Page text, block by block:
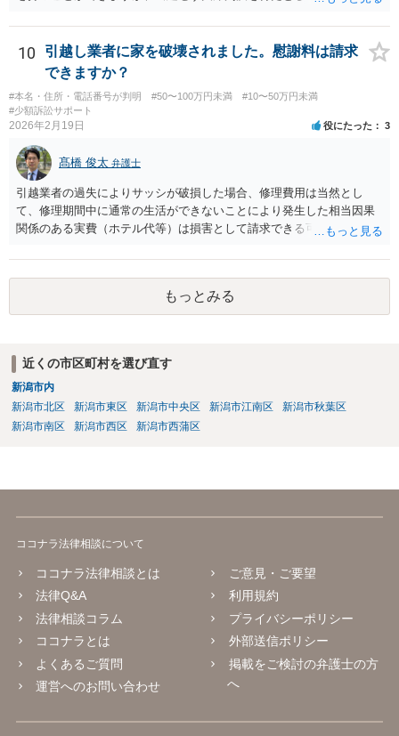
にお願いして赤字になりますか？ 契約内容等によりますので一概には
言えませんが、上記のように回収が難しくなってしまう可能性もある
ので、弁護士費用が無駄になってしまうリスクはあるでしょう。 ＞相
手が嘘をついてお金を借りてるのは詐欺罪にはならないんですか？ ＞
詐欺になる可能性があって、被害者が何人かいてもそれだけだと警察
は動いてくれないんでしょうか？ 貴方に対して虚偽の事実を述べて借
生じるでしょうし、同一の手口による複数の被害者が他にもいること
が明白であれば、警察は動く可能性が高いです。
10
引越し業者に家を破壊されました。慰謝料は請求
できますか？
#本名・住所・電話番号が判明 #50〜100万円未満
#10〜50万円未満
#少額訴訟サポート
2026年2月19日 役にたった 3
髙橋 俊太 弁護士
引越業者の過失によりサッシが破損した場合、修理費用は当然とし
て、修理期間中に通常の生活ができないことにより発生した相当因果
関係のある実費（ホテル代等）は損害として請求できる可能性があり
められにくく、「迷惑料」は法的には認容されにくい傾向です。ただ
し、新築直後で生活に重大な支障が生じる場合などは、交渉上、解決
金として一定額が上乗せされることはあり得るでしょう。まずは実費
の補償を明確に求めることが重要です。
もっとみる
近くの市区町村を選び直す
新潟市内
新潟市北区
新潟市東区 新潟市中央区 新潟市江南区
新潟市秋葉区
新潟市南区
新潟市西区 新潟市西蒲区
ココナラ法律相談について
ココナラ法律相談とは
法律Q&A
法律相談コラム
ココナラとは
よくあるご質問
運営へのお問い合わせ
ご意見・ご要望
利用規約
プライバシーポリシー
外部送信ポリシー
掲載をご検討の弁護士の方
へ